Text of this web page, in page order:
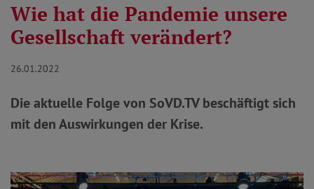
Wie hat die Pandemie unsere
Gesellschaft verändert?
26.01.2022
Die aktuelle Folge von SoVD.TV beschäftigt sich
mit den Auswirkungen der Krise.